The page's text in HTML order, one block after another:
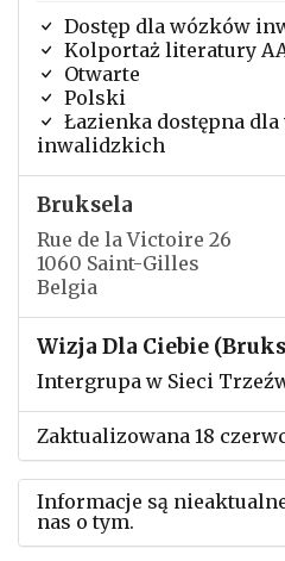
Dostęp dla wózków
Kolportaż literatury
Otwarte
Polski
Łazienka dostępna
inwalidzkich
Bruksela
Rue de la Victoire 26
1060 Saint-Gilles
Belgia
Wizja Dla Ciebie
Intergrupa w Sieci
Zaktualizowana 18
Informacje są
nas o tym.